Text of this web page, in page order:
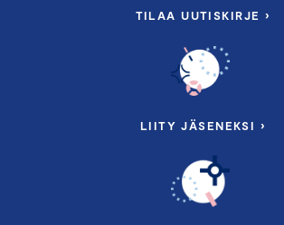
TILAA UUTISKIRJE ›
LIITY JÄSENEKSI ›